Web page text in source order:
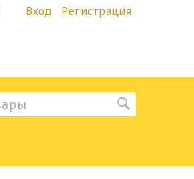
Вход Регистрация